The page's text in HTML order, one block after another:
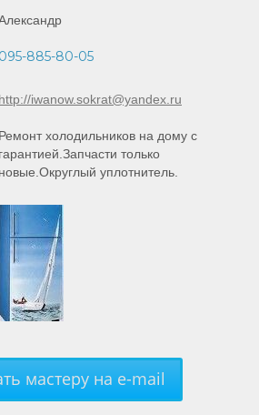
095-885-80-05
http://iwanow.sokrat@yandex.ru
Ремонт холодильников на дому с
гарантией.Запчасти только
новые.Округлый уплотнитель.
мастеру на e-mail